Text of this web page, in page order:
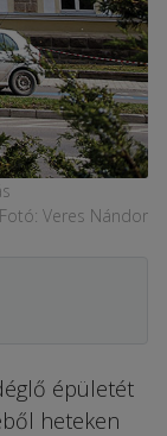
Fotó: Veres Nándor
épületét
heteken